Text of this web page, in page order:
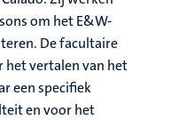
om het E&W-
De facultaire
vertalen van het
een specifiek
en voor het